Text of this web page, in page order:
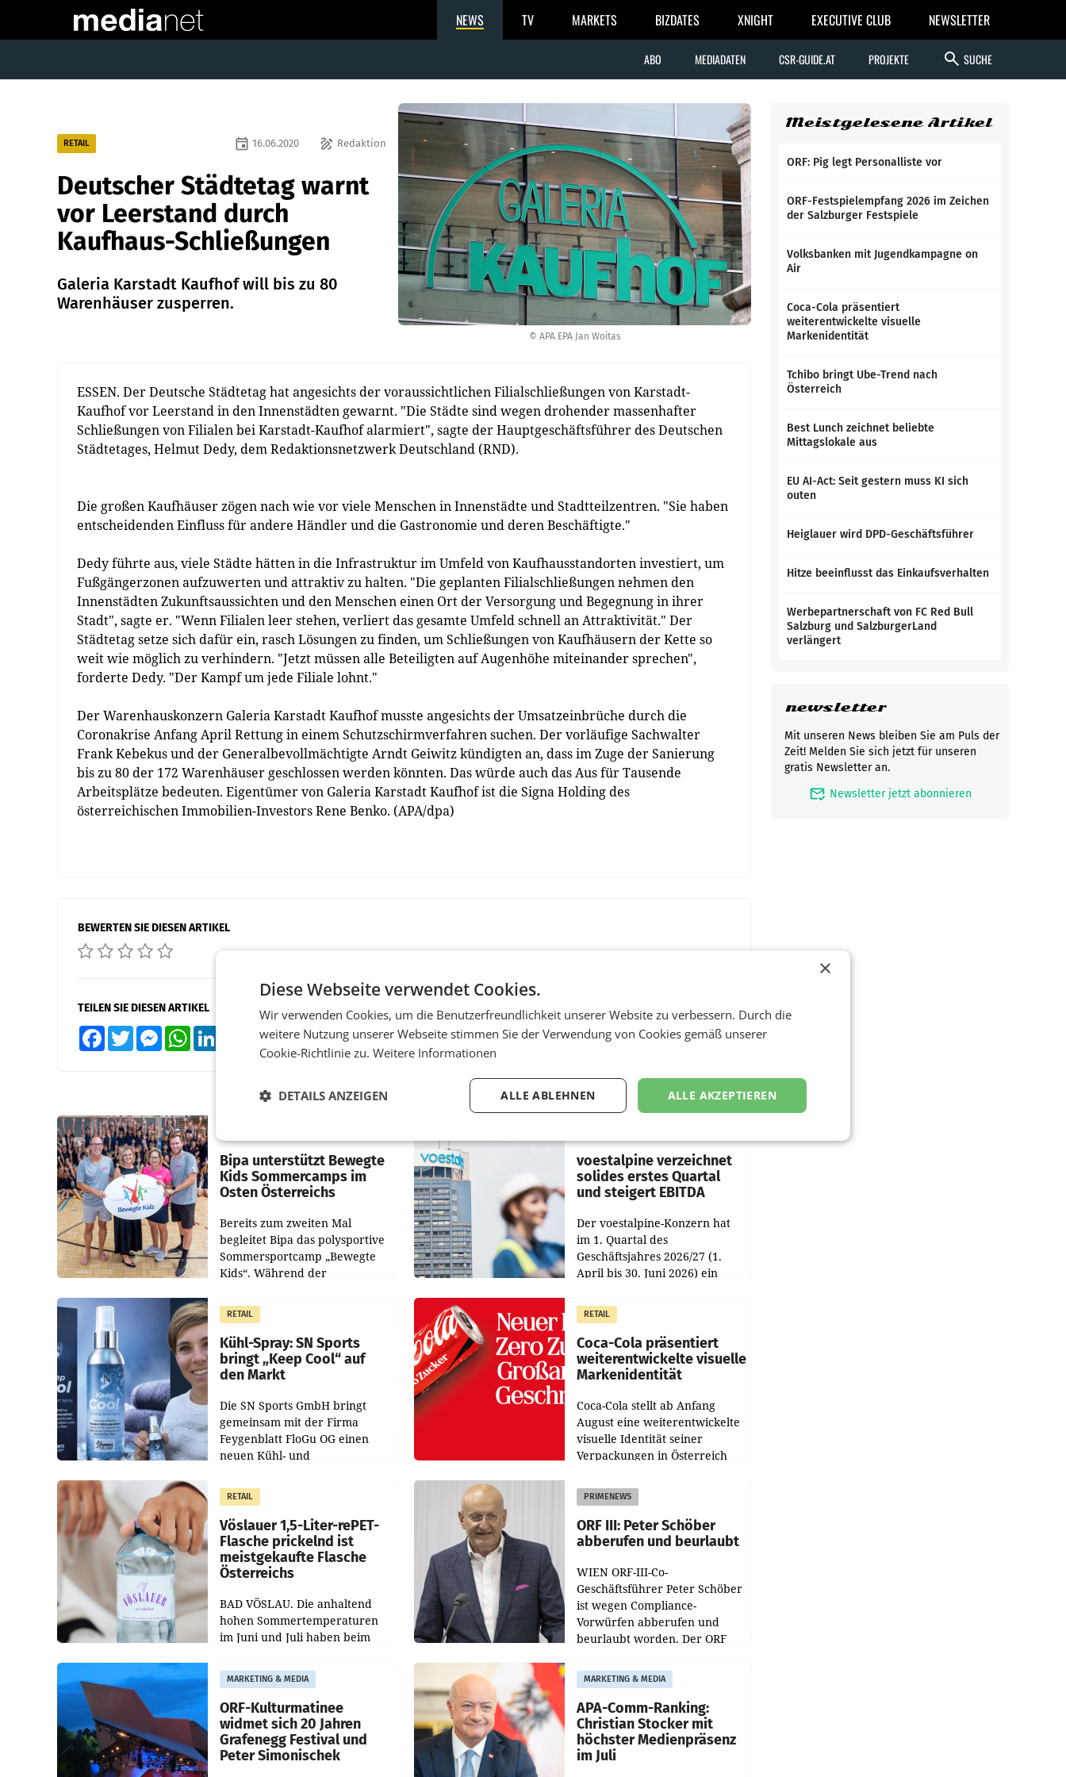
NEWS TV MARKETS BIZDATES XNIGHT EXECUTIVE CLUB NEWSLETTER
ABO MEDIADATEN CSR-GUIDE.AT PROJEKTE search SUCHE
© APA EPA Jan Woitas
RETAIL draw Redaktion
event 16.06.2020
Deutscher Städtetag warnt
vor Leerstand durch
Kaufhaus-Schließungen
Galeria Karstadt Kaufhof will bis zu 80
Warenhäuser zusperren.
ESSEN. Der Deutsche Städtetag hat angesichts der voraussichtlichen Filialschließungen von Karstadt-
Kaufhof vor Leerstand in den Innenstädten gewarnt. "Die Städte sind wegen drohender massenhafter
Schließungen von Filialen bei Karstadt-Kaufhof alarmiert", sagte der Hauptgeschäftsführer des Deutschen
Städtetages, Helmut Dedy, dem Redaktionsnetzwerk Deutschland (RND).
Die großen Kaufhäuser zögen nach wie vor viele Menschen in Innenstädte und Stadtteilzentren. "Sie haben
entscheidenden Einfluss für andere Händler und die Gastronomie und deren Beschäftigte."
Dedy führte aus, viele Städte hätten in die Infrastruktur im Umfeld von Kaufhausstandorten investiert, um
Fußgängerzonen aufzuwerten und attraktiv zu halten. "Die geplanten Filialschließungen nehmen den
Innenstädten Zukunftsaussichten und den Menschen einen Ort der Versorgung und Begegnung in ihrer
Stadt", sagte er. "Wenn Filialen leer stehen, verliert das gesamte Umfeld schnell an Attraktivität." Der
Städtetag setze sich dafür ein, rasch Lösungen zu finden, um Schließungen von Kaufhäusern der Kette so
weit wie möglich zu verhindern. "Jetzt müssen alle Beteiligten auf Augenhöhe miteinander sprechen",
forderte Dedy. "Der Kampf um jede Filiale lohnt."
Der Warenhauskonzern Galeria Karstadt Kaufhof musste angesichts der Umsatzeinbrüche durch die
Coronakrise Anfang April Rettung in einem Schutzschirmverfahren suchen. Der vorläufige Sachwalter
Frank Kebekus und der Generalbevollmächtigte Arndt Geiwitz kündigten an, dass im Zuge der Sanierung
bis zu 80 der 172 Warenhäuser geschlossen werden könnten. Das würde auch das Aus für Tausende
Arbeitsplätze bedeuten. Eigentümer von Galeria Karstadt Kaufhof ist die Signa Holding des
österreichischen Immobilien-Investors Rene Benko. (APA/dpa)
BEWERTEN SIE DIESEN ARTIKEL
TEILEN SIE DIESEN ARTIKEL
FacebookTwitter MessengerWhatsApp XING Teilen
Bipa unterstützt Bewegte
Kids Sommercamps im
Osten Österreichs
Bereits zum zweiten Mal
begleitet Bipa das polysportive
Sommersportcamp „Bewegte
Kids“. Während der
Juli und August versorgt das
Unternehmen Kinder sowie
voestalpine verzeichnet
solides erstes Quartal
und steigert EBITDA
Der voestalpine-Konzern hat
im 1. Quartal des
Geschäftsjahres 2026/27 (1.
April bis 30. Juni 2026) ein
Der Umsatz stieg im Vergleich
zur Vorjahresperiode
RETAIL
Kühl-Spray: SN Sports
bringt „Keep Cool“ auf
den Markt
Die SN Sports GmbH bringt
gemeinsam mit der Firma
Feygenblatt FloGu OG einen
neuen Kühl- und
Markt. Das Produkt namens
„Keep Cool“ ist zu 100 Prozent
RETAIL
Coca-Cola präsentiert
weiterentwickelte visuelle
Markenidentität
Coca-Cola stellt ab Anfang
August eine weiterentwickelte
visuelle Identität seiner
Verpackungen in Österreich
Redesigns stehen zentrale
Gestaltungselemente
RETAIL
Vöslauer 1,5-Liter-rePET-
Flasche prickelnd ist
meistgekaufte Flasche
Österreichs
BAD VÖSLAU. Die anhaltend
hohen Sommertemperaturen
im Juni und Juli haben beim
Getränkehersteller Vöslauer zu
deutlichen Absatzzuwächsen
geführt. Während
PRIMENEWS
ORF III: Peter Schöber
abberufen und beurlaubt
WIEN ORF-III-Co-
Geschäftsführer Peter Schöber
ist wegen Compliance-
Vorwürfen abberufen und
beurlaubt worden. Der ORF
entsprechende
Medienberichte.
MARKETING & MEDIA
ORF-Kulturmatinee
widmet sich 20 Jahren
Grafenegg Festival und
Peter Simonischek
MARKETING & MEDIA
APA-Comm-Ranking:
Christian Stocker mit
höchster Medienpräsenz
im Juli
Meistgelesene Artikel
ORF: Pig legt Personalliste vor
ORF-Festspielempfang 2026 im Zeichen
der Salzburger Festspiele
Volksbanken mit Jugendkampagne on
Air
Coca-Cola präsentiert
weiterentwickelte visuelle
Markenidentität
Tchibo bringt Ube-Trend nach
Österreich
Best Lunch zeichnet beliebte
Mittagslokale aus
EU AI-Act: Seit gestern muss KI sich
outen
Heiglauer wird DPD-Geschäftsführer
Hitze beeinflusst das Einkaufsverhalten
Werbepartnerschaft von FC Red Bull
Salzburg und SalzburgerLand
verlängert
newsletter
Mit unseren News bleiben Sie am Puls der
Zeit! Melden Sie sich jetzt für unseren
gratis Newsletter an.
mark_email_read Newsletter jetzt abonnieren
×
Diese Webseite verwendet Cookies.
Wir verwenden Cookies, um die Benutzerfreundlichkeit unserer Website zu verbessern. Durch die
weitere Nutzung unserer Webseite stimmen Sie der Verwendung von Cookies gemäß unserer
Cookie-Richtlinie zu. Weitere Informationen
ALLE AKZEPTIEREN
ALLE ABLEHNEN
DETAILS ANZEIGEN